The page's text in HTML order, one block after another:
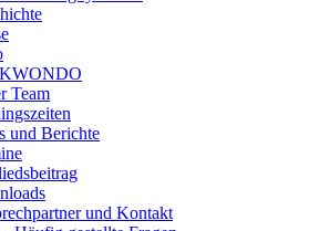
Team
und Berichte
und Kontakt